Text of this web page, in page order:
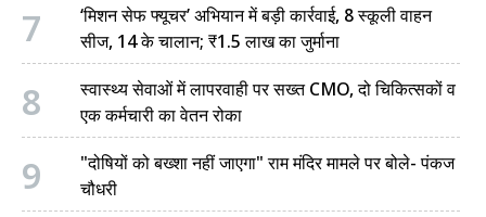
7
‘मिशन सेफ फ्यूचर’ अभियान में बड़ी कार्रवाई, 8 स्कूली वाहन
सीज, 14 के चालान; ₹1.5 लाख का जुर्माना
8
स्वास्थ्य सेवाओं में लापरवाही पर सख्त CMO, दो चिकित्सकों व
एक कर्मचारी का वेतन रोका
9
"दोषियों को बख्शा नहीं जाएगा" राम मंदिर मामले पर बोले- पंकज
चौधरी